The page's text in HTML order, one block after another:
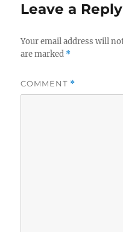
Leave a Reply
Your email address will
are marked *
COMMENT *